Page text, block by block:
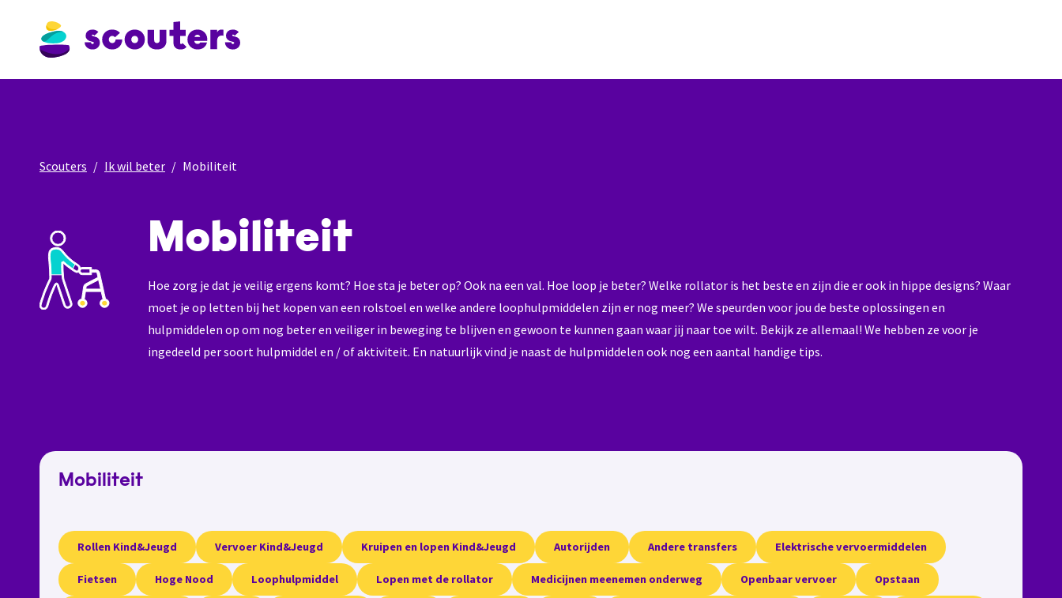
Scouters Ik wil beter Mobiliteit
Mobiliteit
Hoe zorg je dat je veilig ergens komt? Hoe sta je beter op? Ook na een val. Hoe loop je beter? Welke rollator is het beste en zijn die er ook in hippe designs? Waar
moet je op letten bij het kopen van een rolstoel en welke andere loophulpmiddelen zijn er nog meer? We speurden voor jou de beste oplossingen en
hulpmiddelen op om nog beter en veiliger in beweging te blijven en gewoon te kunnen gaan waar jij naar toe wilt. Bekijk ze allemaal! We hebben ze voor je
ingedeeld per soort hulpmiddel en / of aktiviteit. En natuurlijk vind je naast de hulpmiddelen ook nog een aantal handige tips.
Mobiliteit
Rollen Kind&Jeugd Vervoer Kind&Jeugd Kruipen en lopen Kind&Jeugd Autorijden Andere transfers Elektrische vervoermiddelen
Fietsen Hoge Nood Loophulpmiddel Lopen met de rollator Medicijnen meenemen onderweg Openbaar vervoer Opstaan